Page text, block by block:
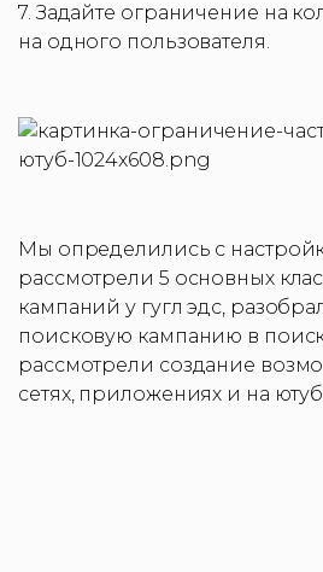
7. Задайте ограничение на
на одного пользователя.
Мы определились с
рассмотрели 5 основных
кампаний у гугл эдс,
поисковую кампанию в
рассмотрели создание
сетях, приложениях и на